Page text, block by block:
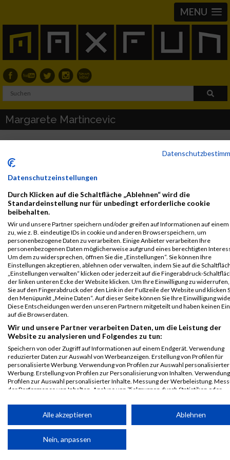
MENU
Margarete Martincevic
2017
Spoki
Summerstagelauf
Lauf über 600m
146 Margarete Martincevic 2009 AUT
Legende:
GPos = Geschlechter Position, KPos = Kategorie Position, TPos =
Team Position, DNS = Did not start, DNF = Did not finish, DQ =
Disqualifiziert
Datenschutzeinstellungen
Durch Klicken auf die Schaltfläche „Ablehnen“ wird die
Standardeinstellung nur für unbedingt erforderliche cookie
beibehalten.
Wir und unsere Partner speichern und/oder greifen auf Informationen auf einem
zu, wie z. B. eindeutige IDs in cookie und anderen Browserspeichern, um
personenbezogene Daten zu verarbeiten. Einige Anbieter verarbeiten Ihre
personenbezogenen Daten möglicherweise aufgrund eines berechtigten
Um dem zu widersprechen, öffnen Sie die „Einstellungen“. Sie können Ihre
Einstellungen akzeptieren, ablehnen oder verwalten, indem Sie auf die
„Einstellungen verwalten“ klicken oder jederzeit auf die Fingerabdruck-
der linken unteren Ecke der Website klicken. Um Ihre Einwilligung zu
Sie auf den Fingerabdruck oder den Link in der Fußzeile der Website und klicken
den Menüpunkt „Meine Daten“. Auf dieser Seite können Sie Ihre Einwilligung
Diese Entscheidungen werden unseren Partnern mitgeteilt und haben keinen
auf die Browserdaten.
Wir und unsere Partner verarbeiten Daten, um die Leistung der
Website zu analysieren und Folgendes zu tun:
Speichern von oder Zugriff auf Informationen auf einem Endgerät. Verwendung
reduzierter Daten zur Auswahl von Werbeanzeigen. Erstellung von Profilen für
personalisierte Werbung. Verwendung von Profilen zur Auswahl personalisierter
Werbung. Erstellung von Profilen zur Personalisierung von Inhalten.
Profilen zur Auswahl personalisierter Inhalte. Messung der Werbeleistung.
der Performance von Inhalten. Analyse von Zielgruppen durch Statistiken oder
der Angebote. Verwendung reduzierter Daten zur Auswahl von Inhalten.
Daten können außerhalb der Europäischen Union weitergegeben und in die USA
Partnerliste anzeigen (1 IAB-Anbieter)
Alle akzeptieren Ablehnen
Nein, anpassen